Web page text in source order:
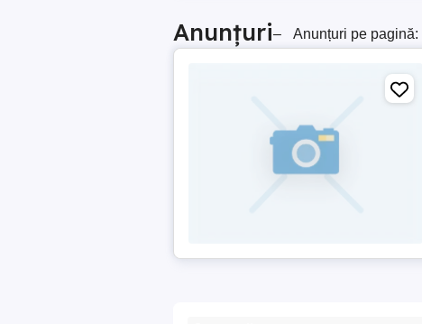
Anunțuri– Anunțuri pe pagină: